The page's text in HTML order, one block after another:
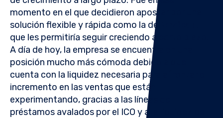
momento en el que decidieron apostar por una
solución flexible y rápida como la de
que les permitiría seguir creciendo a corto plazo.
A día de hoy, la empresa se encuentra en una
posición mucho más cómoda debido a que
cuenta con la liquidez necesaria para afrontar el
incremento en las ventas que están
experimentando, gracias a las líneas de
préstamos avalados por el ICO y a la liquidez de